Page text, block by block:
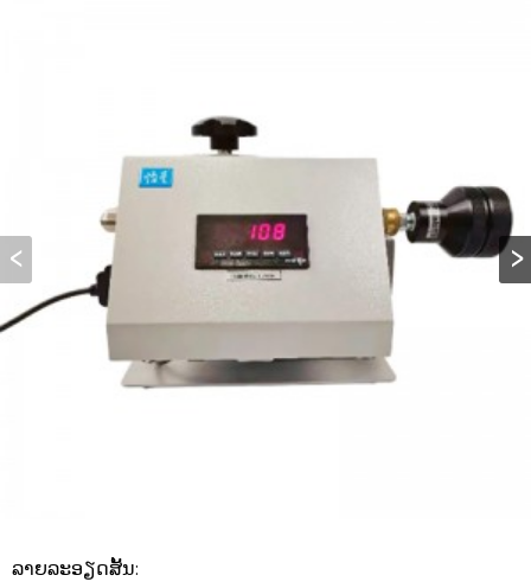
ລາຍ​ລະ​ອຽດ​ສັ້ນ​: